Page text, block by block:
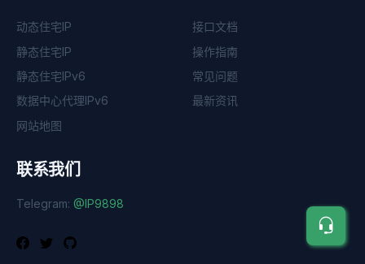
动态住宅IP
静态住宅IP
静态住宅IPv6
数据中心代理IPv6
网站地图
接口文档
操作指南
常见问题
最新资讯
联系我们
Telegram: @IP9898